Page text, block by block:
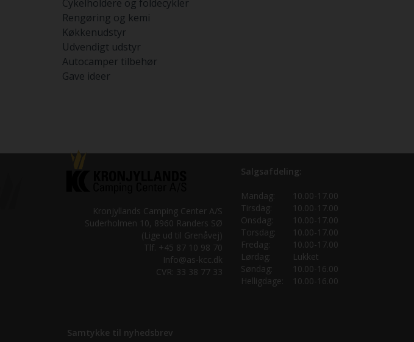
Cykelholdere og foldecykler
Rengøring og kemi
Køkkenudstyr
Udvendigt udstyr
Autocamper tilbehør
Gave ideer
Kronjyllands Camping Center A/S
Suderholmen 10, 8960 Randers SØ
(Lige ud til Grenåvej)
Tlf. +45 87 10 98 70
Info@as-kcc.dk
CVR: 33 38 77 33
Samtykke til nyhedsbrev
Salgsafdeling:
Mandag:
10.00-17.00
Tirsdag:
10.00-17.00
Onsdag:
10.00-17.00
Torsdag:
10.00-17.00
Fredag:
10.00-17.00
Lørdag:
Lukket
Søndag:
10.00-16.00
Helligdage:
10.00-16.00